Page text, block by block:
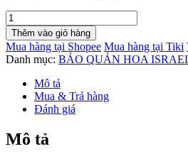
08
Module
Minigarden
Vertical
Trồng
Rau
Sạch
Đứng
Công
Chung
Thêm vào giỏ hàng
Mua hàng tại Shopee Mua hàng tại Tiki
Danh mục: BẢO QUẢN HOA
Mô tả
Mua & Trả hàng
Đánh giá
Mô tả